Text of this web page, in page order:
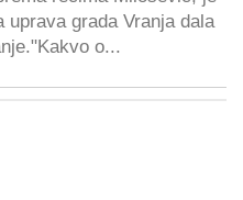
uprava grada Vranja dala
o...